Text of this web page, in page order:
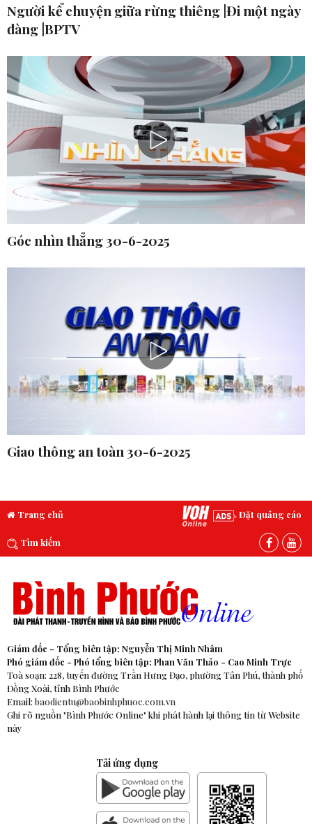
Người kể chuyện giữa rừng thiêng |Đi một ngày
đàng |BPTV
Góc nhìn thẳng 30-6-2025
Giao thông an toàn 30-6-2025
Trang chủ Đặt quảng cáo
Tìm kiếm
Giám đốc - Tổng biên tập: Nguyễn Thị Minh Nhâm
Phó giám đốc - Phó tổng biên tập: Phan Văn Thảo - Cao Minh Trực
Toà soạn: 228, tuyến đường Trần Hưng Đạo, phường Tân Phú, thành phố
Đồng Xoài, tỉnh Bình Phước
Email: baodientu@baobinhphuoc.com.vn
Ghi rõ nguồn "Bình Phước Online" khi phát hành lại thông tin từ Website
này
Tải ứng dụng